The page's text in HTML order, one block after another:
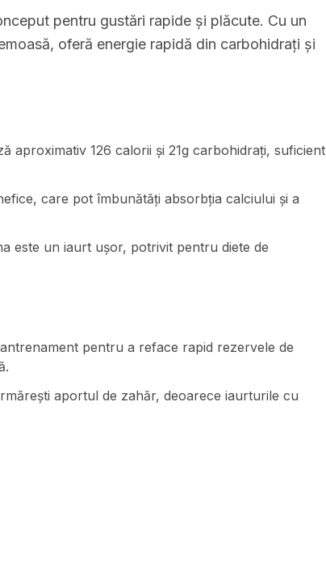
pentru gustări rapide și plăcute. Cu un
oferă energie rapidă din carbohidrați și
aproximativ 126 calorii și 21g carbohidrați, suficient
care pot îmbunătăți absorbția calciului și a
este un iaurt ușor, potrivit pentru diete de
pentru a reface rapid rezervele de
aportul de zahăr, deoarece iaurturile cu